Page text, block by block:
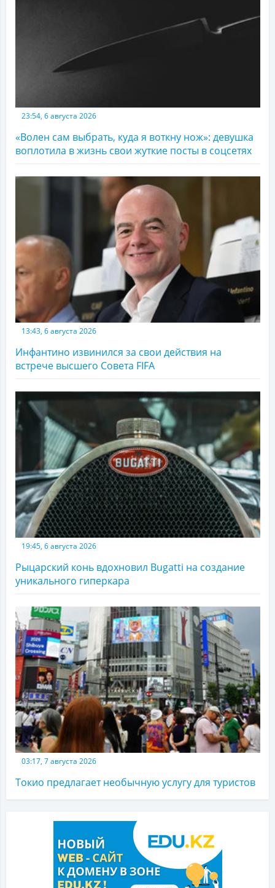
23:54, 6 августа 2026
«Волен сам выбрать, куда я воткну нож»: девушка
воплотила в жизнь свои жуткие посты в соцсетях
13:43, 6 августа 2026
Инфантино извинился за свои действия на
встрече высшего Совета FIFA
19:45, 6 августа 2026
Рыцарский конь вдохновил Bugatti на создание
уникального гиперкара
03:17, 7 августа 2026
Токио предлагает необычную услугу для туристов